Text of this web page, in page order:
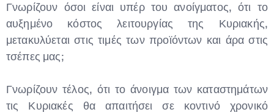
Γνωρίζουν όσοι είναι υπέρ του ανοίγματος, ότι το
αυξημένο κόστος λειτουργίας της Κυριακής,
μετακυλύεται στις τιμές των προϊόντων και άρα στις
τσέπες μας;
Γνωρίζουν τέλος, ότι το άνοιγμα των καταστημάτων
τις Κυριακές θα απαιτήσει σε κοντινό χρονικό